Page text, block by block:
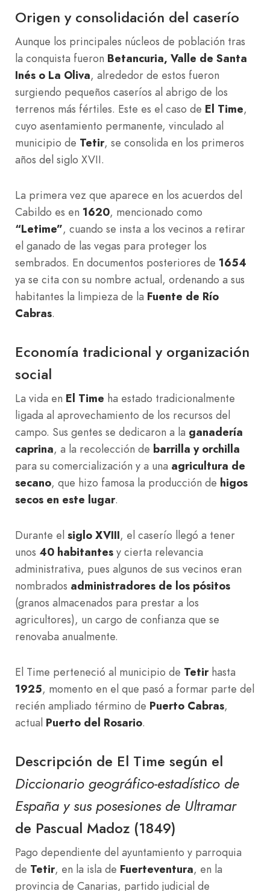
Origen y consolidación del caserío
Aunque los principales núcleos de población tras
la conquista fueron Betancuria, Valle de Santa
Inés o La Oliva, alrededor de estos fueron
surgiendo pequeños caseríos al abrigo de los
terrenos más fértiles. Este es el caso de El Time,
cuyo asentamiento permanente, vinculado al
municipio de Tetir, se consolida en los primeros
años del siglo XVII.
La primera vez que aparece en los acuerdos del
Cabildo es en 1620, mencionado como
“Letime”, cuando se insta a los vecinos a retirar
el ganado de las vegas para proteger los
sembrados. En documentos posteriores de 1654
ya se cita con su nombre actual, ordenando a sus
habitantes la limpieza de la Fuente de Río
Cabras.
Economía tradicional y organización
social
La vida en El Time ha estado tradicionalmente
ligada al aprovechamiento de los recursos del
campo. Sus gentes se dedicaron a la ganadería
caprina, a la recolección de barrilla y orchilla
para su comercialización y a una agricultura de
secano, que hizo famosa la producción de higos
secos en este lugar.
Durante el siglo XVIII, el caserío llegó a tener
unos 40 habitantes y cierta relevancia
administrativa, pues algunos de sus vecinos eran
nombrados administradores de los pósitos
(granos almacenados para prestar a los
agricultores), un cargo de confianza que se
renovaba anualmente.
El Time perteneció al municipio de Tetirhasta
1925, momento en el que pasó a formar parte del
recién ampliado término de Puerto Cabras,
actual Puerto del Rosario.
Descripción de El Time según el
Diccionario geográfico-estadístico de
España y sus posesiones de Ultramar
de Pascual Madoz (1849)
Pago dependiente del ayuntamiento y parroquia
de Tetir, en la isla de Fuerteventura, en la
provincia de Canarias, partido judicial de